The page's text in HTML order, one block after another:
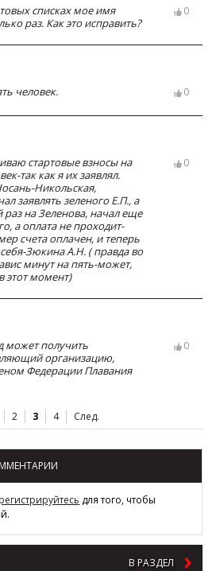
списках мое имя
раз. Как это исправить?
0
человек. 0
стартовые взносы на
так как я их заявлял.
Никольская,
заявлять зеленого Е.П., а
раз на Зеленова, начал еще
а оплата не проходит-
счета оплачен, и теперь
Зюкина А.Н. ( правда во
минут на пять-может,
этот момент)
0
может получить
организацию,
Федерации Плавания
0
2 3 4 След.
для того, чтобы
В РАЗДЕЛ